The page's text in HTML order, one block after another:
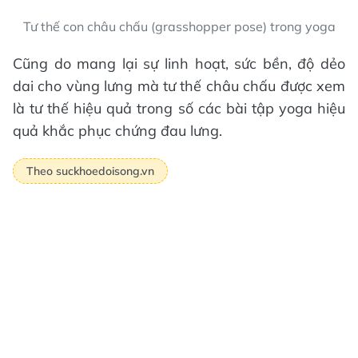
Tư thế con châu chấu (grasshopper pose) trong yoga
Cũng do mang lại sự linh hoạt, sức bền, độ dẻo
dai cho vùng lưng mà tư thế châu chấu được xem
là tư thế hiệu quả trong số các bài tập yoga hiệu
quả khắc phục chứng đau lưng.
Theo suckhoedoisong.vn